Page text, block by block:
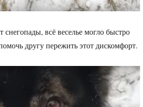
всё веселье могло быстро
другу пережить этот дискомфорт.